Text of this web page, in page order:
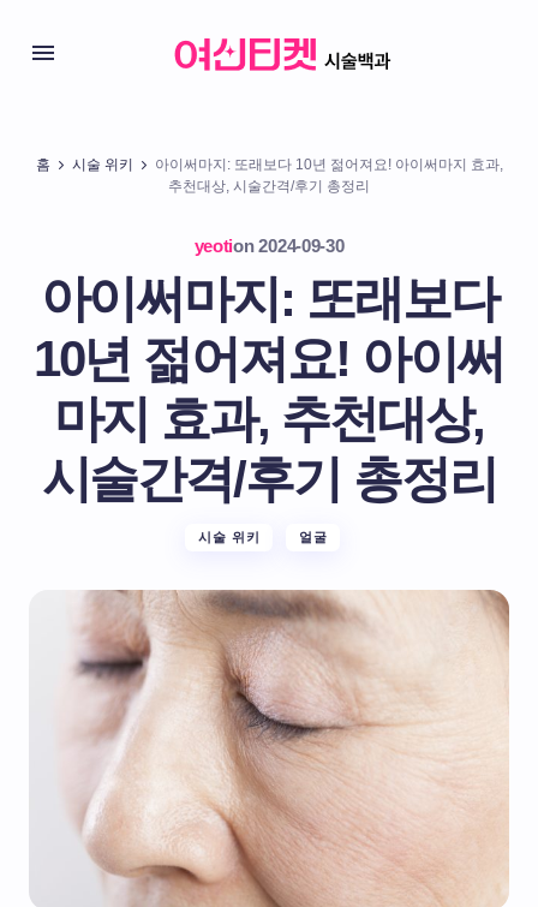
홈 시술 위키
아이써마지: 또래보다 10년 젊어져요! 아이써마지 효과,
추천대상, 시술간격/후기 총정리
yeotion 2024-09-30
아이써마지: 또래보다
10년 젊어져요! 아이써
마지 효과, 추천대상,
시술간격/후기 총정리
시술 위키 얼굴